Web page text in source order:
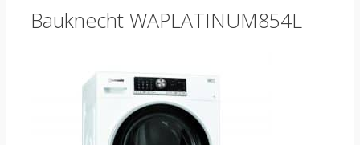
Bauknecht WAPLATINUM854L